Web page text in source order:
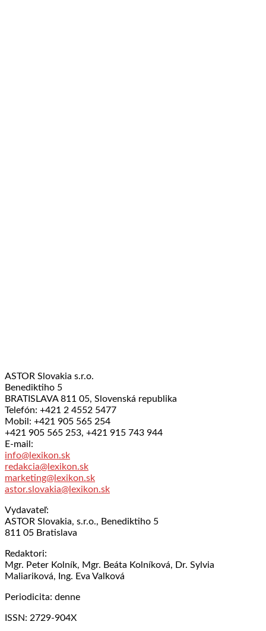
ASTOR Slovakia s.r.o.
Benediktiho 5
BRATISLAVA 811 05, Slovenská republika
Telefón: +421 2 4552 5477
Mobil: +421 905 565 254
+421 905 565 253, +421 915 743 944
E-mail:
info@lexikon.sk
redakcia@lexikon.sk
marketing@lexikon.sk
astor.slovakia@lexikon.sk
Vydavateľ:
ASTOR Slovakia, s.r.o., Benediktiho 5
811 05 Bratislava
Redaktori:
Mgr. Peter Kolník, Mgr. Beáta Kolníková, Dr. Sylvia
Maliariková, Ing. Eva Valková
Periodicita: denne
ISSN: 2729-904X